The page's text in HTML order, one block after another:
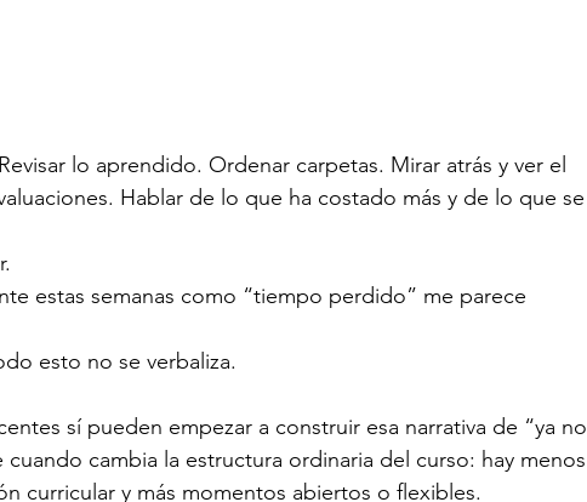
lo aprendido. Ordenar carpetas. Mirar atrás y ver el
Hablar de lo que ha costado más y de lo que se
estas semanas como “tiempo perdido” me parece
esto no se verbaliza.
sí pueden empezar a construir esa narrativa de “ya no
cuando cambia la estructura ordinaria del curso: hay menos
curricular y más momentos abiertos o flexibles.